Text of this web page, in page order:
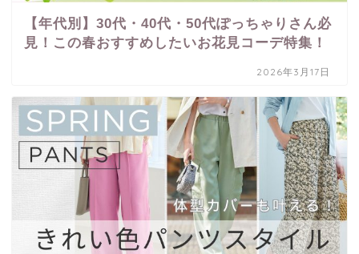
【年代別】30代・40代・50代ぽっちゃりさん必
見！この春おすすめしたいお花見コーデ特集！
2026年3月17日